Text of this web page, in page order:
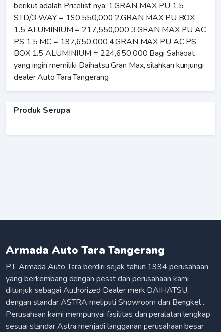
berikut adalah Pricelist nya: 1.GRAN MAX PU 1.5
STD/3 WAY = 190,550,000 2.GRAN MAX PU BOX
1.5 ALUMINIUM = 217,550,000 3.GRAN MAX PU AC
PS 1.5 MC = 197,650,000 4.GRAN MAX PU AC PS
BOX 1.5 ALUMINIUM = 224,650,000 Bagi Sahabat
yang ingin memiliki Daihatsu Gran Max, silahkan kunjungi
dealer Auto Tara Tangerang
Produk Serupa
Armada Auto Tara Tangerang
PT. Armada Auto Tara berdiri sejak tahun 1994 perusahaan
yang berkembang dengan pesat dan perusahaan kami
ditunjuk sebagai Authorized Dealer merk DAIHATSU,
dengan standar ASTRA meliputi Showroom dan Bengkel .
Perusahaan kami mempunyai fasilitas dan peralatan lengkap
sesuai standar Astra menjadi langganan perusahaan besar